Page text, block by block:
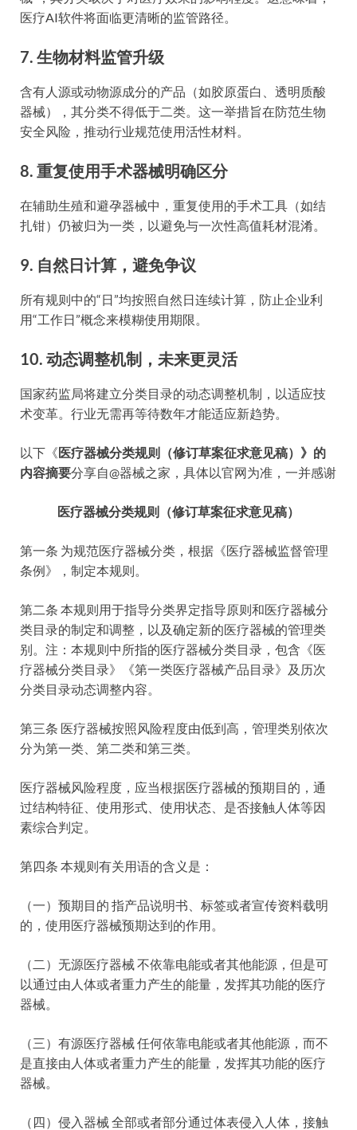
医疗AI软件将面临更清晰的监管路径。
7. 生物材料监管升级
含有人源或动物源成分的产品（如胶原蛋白、透明质酸
器械），其分类不得低于二类。这一举措旨在防范生物
安全风险，推动行业规范使用活性材料。
8. 重复使用手术器械明确区分
在辅助生殖和避孕器械中，重复使用的手术工具（如结
扎钳）仍被归为一类，以避免与一次性高值耗材混淆。
9. 自然日计算，避免争议
所有规则中的“日”均按照自然日连续计算，防止企业利
用“工作日”概念来模糊使用期限。
10. 动态调整机制，未来更灵活
国家药监局将建立分类目录的动态调整机制，以适应技
术变革。行业无需再等待数年才能适应新趋势。
以下《医疗器械分类规则 （修订草案征求意见稿）》的
内容摘要分享自@器械之家，具体以官网为准，一并感谢
医疗器械分类规则 （修订草案征求意见稿）
第一条 为规范医疗器械分类，根据《医疗器械监督管理
条例》，制定本规则。
第二条 本规则用于指导分类界定指导原则和医疗器械分
类目录的制定和调整，以及确定新的医疗器械的管理类
别。注：本规则中所指的医疗器械分类目录，包含《医
疗器械分类目录》《第一类医疗器械产品目录》及历次
分类目录动态调整内容。
第三条 医疗器械按照风险程度由低到高，管理类别依次
分为第一类、第二类和第三类。
医疗器械风险程度，应当根据医疗器械的预期目的，通
过结构特征、使用形式、使用状态、是否接触人体等因
素综合判定。
第四条 本规则有关用语的含义是：
（一）预期目的 指产品说明书、标签或者宣传资料载明
的，使用医疗器械预期达到的作用。
（二）无源医疗器械 不依靠电能或者其他能源，但是可
以通过由人体或者重力产生的能量，发挥其功能的医疗
器械。
（三）有源医疗器械 任何依靠电能或者其他能源，而不
是直接由人体或者重力产生的能量，发挥其功能的医疗
器械。
（四）侵入器械 全部或者部分通过体表侵入人体，接触